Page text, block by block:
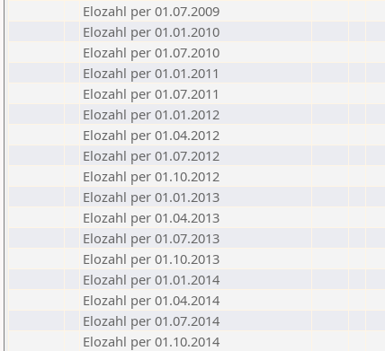
Elozahl per 01.07.2009
Elozahl per 01.01.2010
Elozahl per 01.07.2010
Elozahl per 01.01.2011
Elozahl per 01.07.2011
Elozahl per 01.01.2012
Elozahl per 01.04.2012
Elozahl per 01.07.2012
Elozahl per 01.10.2012
Elozahl per 01.01.2013
Elozahl per 01.04.2013
Elozahl per 01.07.2013
Elozahl per 01.10.2013
Elozahl per 01.01.2014
Elozahl per 01.04.2014
Elozahl per 01.07.2014
Elozahl per 01.10.2014